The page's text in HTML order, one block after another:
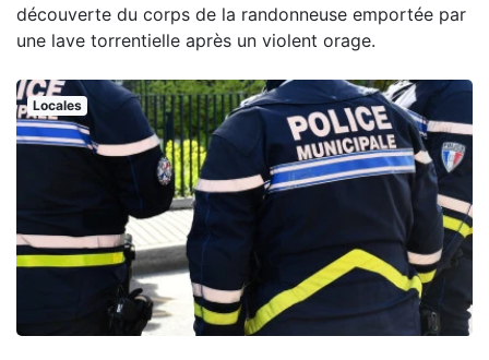
découverte du corps de la randonneuse emportée par
une lave torrentielle après un violent orage.
Locales